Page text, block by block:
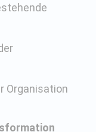
Organisation